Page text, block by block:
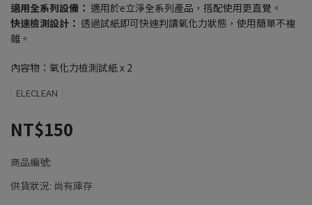
適用全系列設備： 適用於e立淨全系列產品，搭配使用更直覺。
快速檢測設計： 透過試紙即可快速判讀氧化力狀態，使用簡單不複
雜。
內容物：氧化力檢測試紙 x 2
ELECLEAN
NT$150
商品編號:
供貨狀況: 尚有庫存